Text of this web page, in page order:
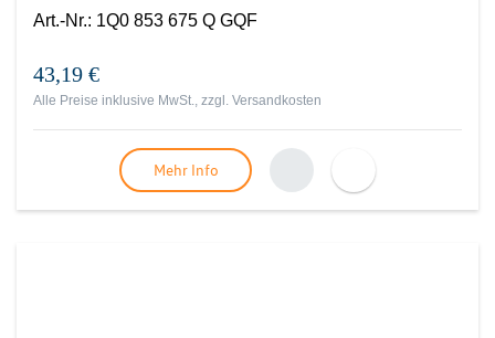
Art.-Nr.: 1Q0 853 675 Q GQF
43,19 €
Alle Preise inklusive MwSt., zzgl. Versandkosten
Mehr Info